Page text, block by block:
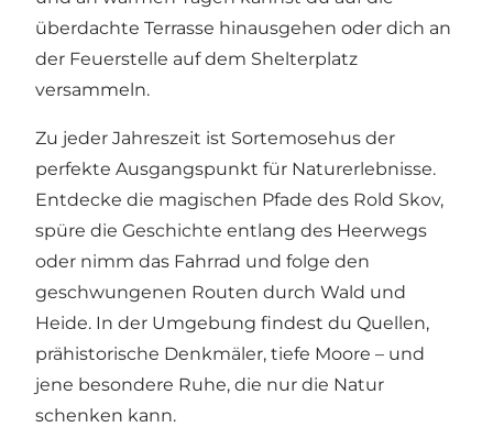
überdachte Terrasse hinausgehen oder dich an
der Feuerstelle auf dem Shelterplatz
versammeln.
Zu jeder Jahreszeit ist Sortemosehus der
perfekte Ausgangspunkt für Naturerlebnisse.
Entdecke die magischen Pfade des Rold Skov,
spüre die Geschichte entlang des Heerwegs
oder nimm das Fahrrad und folge den
geschwungenen Routen durch Wald und
Heide. In der Umgebung findest du Quellen,
prähistorische Denkmäler, tiefe Moore – und
jene besondere Ruhe, die nur die Natur
schenken kann.